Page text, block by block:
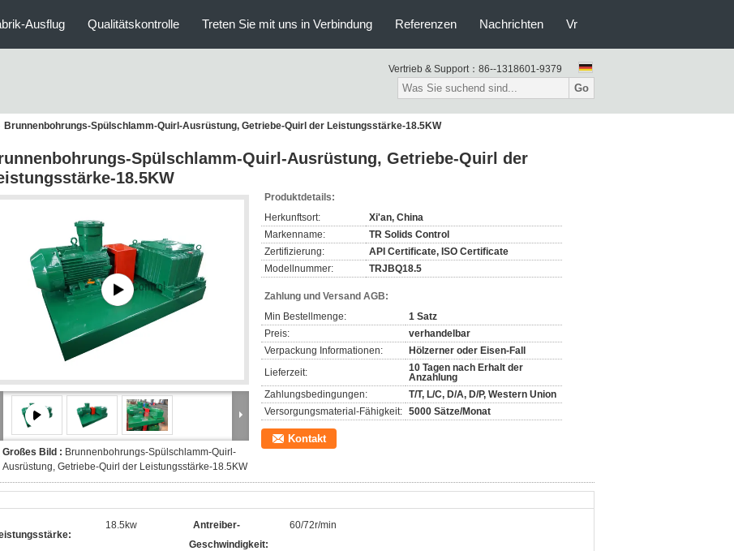
Ausflug Qualitätskontrolle Treten Sie mit uns in Verbindung Referenzen Nachrichten Vr
Vertrieb & Support： 86--1318601-9379
Go
Brunnenbohrungs-Spülschlamm-Quirl-Ausrüstung, Getriebe-Quirl der Leistungsstärke-18.5KW
Spülschlamm-Quirl-Ausrüstung, Getriebe-Quirl der
18.5KW
Großes Bild : Brunnenbohrungs-Spülschlamm-Quirl-
Ausrüstung, Getriebe-Quirl der Leistungsstärke-18.5KW
Produktdetails:
Herkunftsort:
Xi'an, China
Markenname:
TR Solids Control
Zertifizierung:
API Certificate, ISO Certificate
Modellnummer:
TRJBQ18.5
Zahlung und Versand AGB:
Min Bestellmenge:
1 Satz
Preis:
verhandelbar
Verpackung Informationen:
Hölzerner oder Eisen-Fall
Lieferzeit:
10 Tagen nach Erhalt der
Anzahlung
Zahlungsbedingungen:
T/T, L/C, D/A, D/P, Western Union
Versorgungsmaterial-Fähigkeit: 5000 Sätze/Monat
Kontakt
18.5kw
Antreiber-
Geschwindigkeit:
60/72r/min